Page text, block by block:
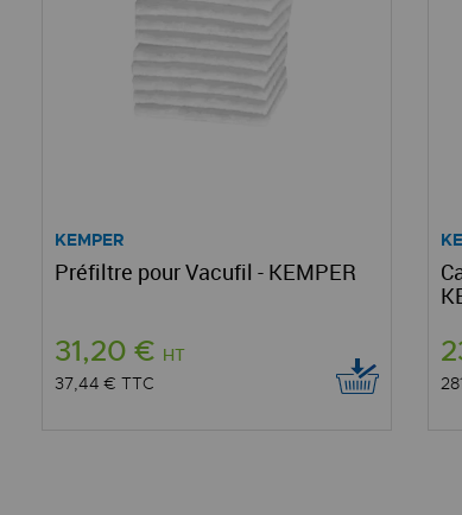
KEMPER
Préfiltre pour Vacufil - KEMPER
31,20 € HT
37,44 € TTC